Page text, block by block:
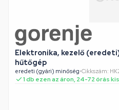
Elektronika, kezelő
hűtőgép
eredeti (gyári) minőség•Cikkszám:
1 db ezen az áron, 24-72 órás